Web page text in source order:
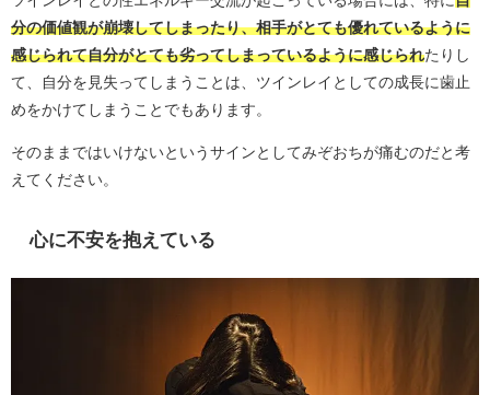
分の価値観が崩壊してしまったり、相手がとても優れているように
感じられて自分がとても劣ってしまっているように感じられたりし
て、自分を見失ってしまうことは、ツインレイとしての成長に歯止
めをかけてしまうことでもあります。
そのままではいけないというサインとしてみぞおちが痛むのだと考
えてください。
心に不安を抱えている